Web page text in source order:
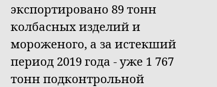
экспортировано 89 тонн
колбасных изделий и
мороженого, а за истекший
период 2019 года - уже 1 767
тонн подконтрольной